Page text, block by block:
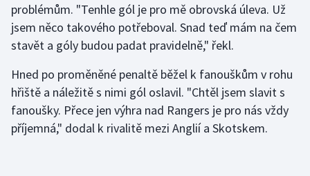
Lezení
Lyže a snowboard
Moderní pětiboj
Motorsport
problémům. "Tenhle gól je pro mě obrovská úleva. Už
jsem něco takového potřeboval. Snad teď mám na čem
stavět a góly budou padat pravidelně," řekl.
Hned po proměněné penaltě běžel k fanouškům v rohu
hřiště a náležitě s nimi gól oslavil. "Chtěl jsem slavit s
fanoušky. Přece jen výhra nad Rangers je pro nás vždy
příjemná," dodal k rivalitě mezi Anglií a Skotskem.